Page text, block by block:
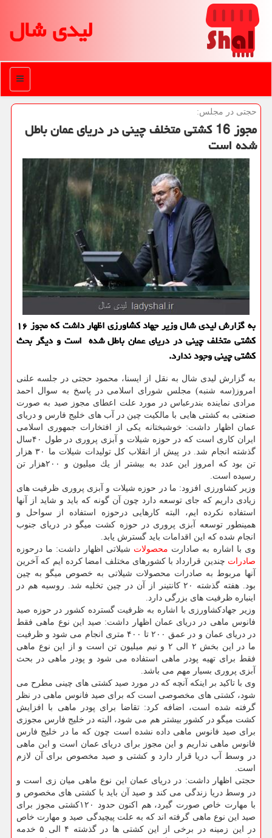
لیدی شال
منو
حجتی در مجلس:
مجوز 16 كشتی متخلف چینی در دریای عمان باطل
شده است
به گزارش لیدی شال وزیر جهاد كشاورزی اظهار داشت كه مجوز ۱۶
كشتی متخلف چینی در دریای عمان باطل شده است و دیگر بحث
كشتی چینی وجود ندارد.
به گزارش لیدی شال به نقل از ایسنا، محمود حجتی در جلسه علنی
امروز(سه شنبه) مجلس شورای اسلامی در پاسخ به سوال احمد
مرادی نماینده بندرعباس در مورد علت اعطای مجوز صید به صورت
صنعتی به كشتی هایی با مالكیت چین در آب های خلیج فارس و دریای
عمان اظهار داشت: خوشبختانه یكی از افتخارات جمهوری اسلامی
ایران كاری است كه در حوزه شیلات و آبزی پروری در طول ۴۰سال
گذشته انجام شد. در پیش از انقلاب كل تولیدات شیلات ما ۳۰ هزار
تن بود كه امروز این عدد به بیشتر از یك میلیون و ۲۰۰هزار تن
رسیده است.
وزیر كشاورزی افزود: ما در حوزه شیلات و آبزی پروری ظرفیت های
زیادی داریم كه جای توسعه دارد چون آن گونه كه باید و شاید از آنها
استفاده نكرده ایم، البته كارهایی درحوزه استفاده از سواحل و
همینطور توسعه آبزی پروری در حوزه كشت میگو در دریای جنوب
انجام شده كه این اقدامات باید گسترش یابد.
وی با اشاره به صادارت محصولات شیلاتی اظهار داشت: ما درحوزه
صادرات چندین قرارداد با كشورهای مختلف امضا كرده ایم كه آخرین
آنها مربوط به صادرات محصولات شیلاتی به خصوص میگو به چین
بود. هفته گذشته ۲۰ كانتینر از آن در چین تخلیه شد. روسیه هم در
اینباره ظرفیت های بزرگی دارد.
وزیر جهادكشاورزی با اشاره به ظرفیت گسترده كشور در حوزه صید
فانوس ماهی در دریای عمان اظهار داشت: صید این نوع ماهی فقط
در دریای عمان و در عمق ۲۰۰ تا ۴۰۰ متری انجام می شود و ظرفیت
ما در این بخش ۲ الی ۲ و نیم میلیون تن است و از این نوع ماهی
فقط برای تهیه پودر ماهی استفاده می شود و پودر ماهی در بحث
آبزی پروری بسیار مهم می باشد.
وی با تاكید بر اینكه آنچه كه در مورد صید كشتی های چینی مطرح می
شود، كشتی های مخصوصی است كه برای صید فانوس ماهی در نظر
گرفته شده است، اضافه كرد: تقاضا برای پودر ماهی با افزایش
كشت میگو در كشور بیشتر هم می شود، البته در خلیج فارس مجوزی
برای صید فانوس ماهی داده نشده است چون كه ما در خلیج فارس
فانوس ماهی نداریم و این مجوز برای دریای عمان است و این ماهی
در وسط آب دریا قرار دارد و كشتی و صید مخصوص برای آن لازم
است.
حجتی اظهار داشت: در دریای عمان این نوع ماهی میان زی است و
در وسط دریا زندگی می كند و صید آن باید با كشتی های مخصوص و
با مهارت خاص صورت گیرد، هم اكنون حدود ۱۲۰كشتی مجوز برای
صید این نوع ماهی گرفته اند كه به علت پیچیدگی صید و مهارت خاص
در این زمینه در برخی از این كشتی ها در گذشته ۴ الی ۵ خدمه